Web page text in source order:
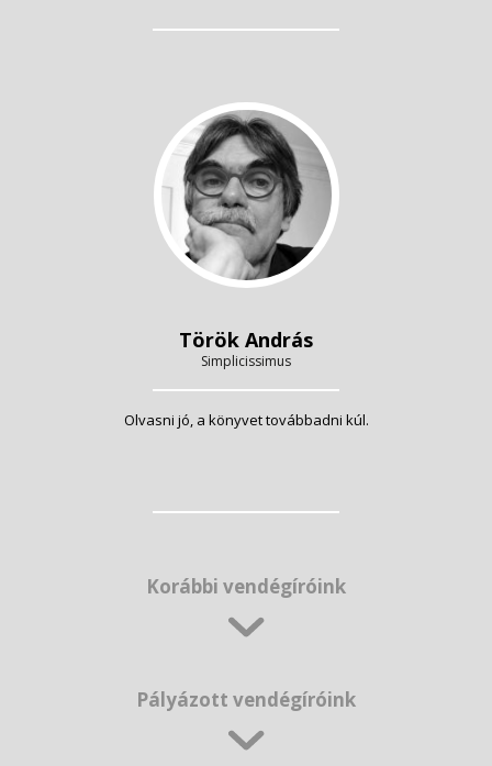
Török András
Simplicissimus
Olvasni jó, a könyvet továbbadni kúl.
Korábbi vendégíróink
Pályázott vendégíróink